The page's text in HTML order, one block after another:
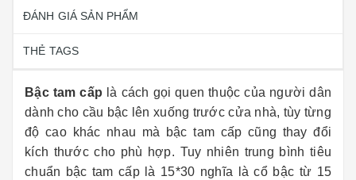
ĐÁNH GIÁ SẢN PHẨM
THẺ TAGS
Bậc tam cấp là cách gọi quen thuộc của người dân
dành cho cầu bậc lên xuống trước cửa nhà, tùy từng
độ cao khác nhau mà bậc tam cấp cũng thay đổi
kích thước cho phù hợp. Tuy nhiên trung bình tiêu
chuẩn bậc tam cấp là 15*30 nghĩa là cổ bậc từ 15